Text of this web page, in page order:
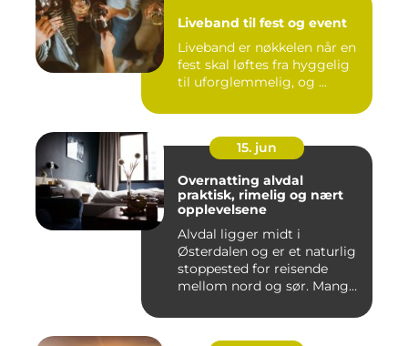
Liveband til fest og event
Liveband er nøkkelen når en
fest skal løftes fra hyggelig
til uforglemmelig, og ...
15. jun
Overnatting alvdal
praktisk, rimelig og nært
opplevelsene
Alvdal ligger midt i
Østerdalen og er et naturlig
stoppested for reisende
mellom nord og sør. Mange